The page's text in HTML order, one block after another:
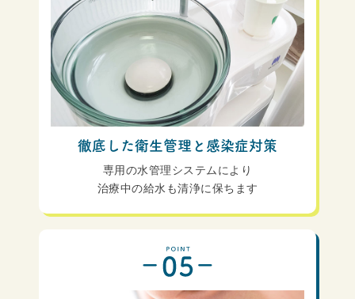
徹底した衛生管理と感染症対策
専用の水管理システムにより
治療中の給水も清浄に保ちます